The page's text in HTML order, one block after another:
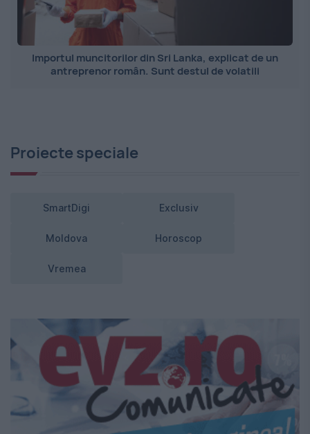
Importul muncitorilor din Sri Lanka, explicat de un
antreprenor român. Sunt destul de volatili
Proiecte speciale
SmartDigi Exclusiv
Moldova Horoscop
Vremea